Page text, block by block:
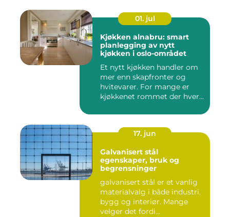
01. jul
Kjøkken alnabru: smart
planlegging av nytt
kjøkken i oslo-området
Et nytt kjøkken handler om
mer enn skapfronter og
hvitevarer. For mange er
kjøkkenet rommet der hver...
17. jun
Galvanisert stål
egenskaper, bruk og
begrensninger
galvanisert stål er et vanlig
materialvalg i både industri,
bygg og interiør. Mange
velger det fordi...